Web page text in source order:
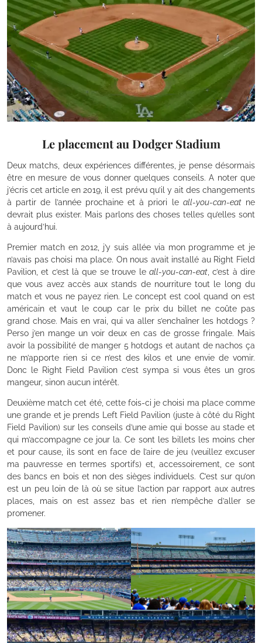
Le placement au Dodger Stadium
Deux matchs, deux expériences différentes, je pense désormais
être en mesure de vous donner quelques conseils. A noter que
j’écris cet article en 2019, il est prévu qu’il y ait des changements
à partir de l’année prochaine et à priori le all-you-can-eatne
devrait plus exister. Mais parlons des choses telles qu’elles sont
à aujourd’hui.
Premier match en 2012, j’y suis allée via mon programme et je
n’avais pas choisi ma place. On nous avait installé au Right Field
Pavilion, et c’est là que se trouve le all-you-can-eat, c’est à dire
que vous avez accès aux stands de nourriture tout le long du
match et vous ne payez rien. Le concept est cool quand on est
américain et vaut le coup car le prix du billet ne coûte pas
grand chose. Mais en vrai, qui va aller s’enchaîner les hotdogs ?
Perso j’en mange un voir deux en cas de grosse fringale. Mais
avoir la possibilité de manger 5 hotdogs et autant de nachos ça
ne m’apporte rien si ce n’est des kilos et une envie de vomir.
Donc le Right Field Pavilion c’est sympa si vous êtes un gros
mangeur, sinon aucun intérêt.
Deuxième match cet été, cette fois-ci je choisi ma place comme
une grande et je prends Left Field Pavilion (juste à côté du Right
Field Pavilion) sur les conseils d’une amie qui bosse au stade et
qui m’accompagne ce jour la. Ce sont les billets les moins cher
et pour cause, ils sont en face de l’aire de jeu (veuillez excuser
ma pauvresse en termes sportifs) et, accessoirement, ce sont
des bancs en bois et non des sièges individuels. C’est sur qu’on
est un peu loin de là où se situe l’action par rapport aux autres
places, mais on est assez bas et rien n’empêche d’aller se
promener.